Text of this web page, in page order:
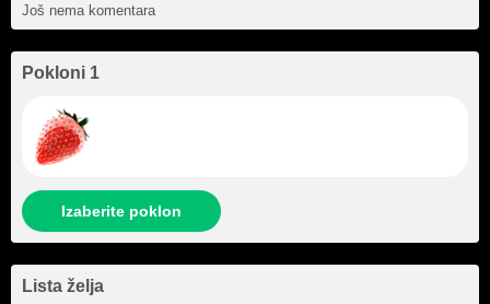
Još nema komentara
Pokloni 1
Izaberite poklon
Lista želja